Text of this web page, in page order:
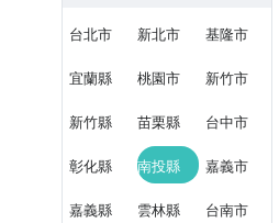
台北市 新北市 基隆市
宜蘭縣 桃園市 新竹市
新竹縣 苗栗縣 台中市
彰化縣 南投縣 嘉義市
嘉義縣 雲林縣 台南市